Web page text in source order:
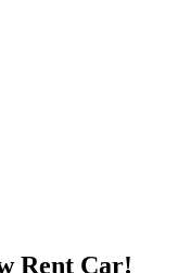
Rent Car!